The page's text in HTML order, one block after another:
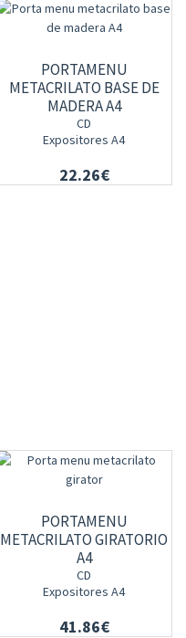
PORTAMENU
METACRILATO BASE DE
MADERA A4
CD
Expositores A4
22.26€
PORTAMENU
METACRILATO GIRATORIO
A4
CD
Expositores A4
41.86€